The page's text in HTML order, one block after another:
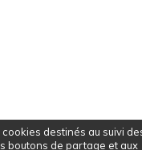
destinés au suivi
boutons de partage et aux